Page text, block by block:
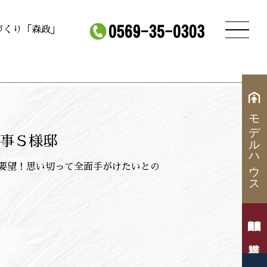
り「森政」
Ｓ様邸
望！思い切って全面手がけたいとの モデルハウス